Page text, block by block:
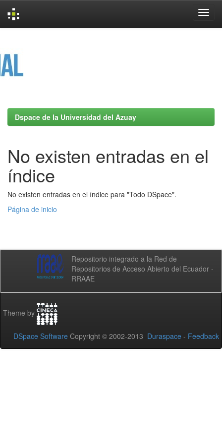
Dspace de la Universidad del Azuay
No existen entradas en el
índice
No existen entradas en el índice para "Todo DSpace".
Página de inicio
Repositorio integrado a la Red de
Repositorios de Acceso Abierto del Ecuador -
RRAAE
Theme by
DSpace Software Copyright © 2002-2013 Duraspace - Feedback